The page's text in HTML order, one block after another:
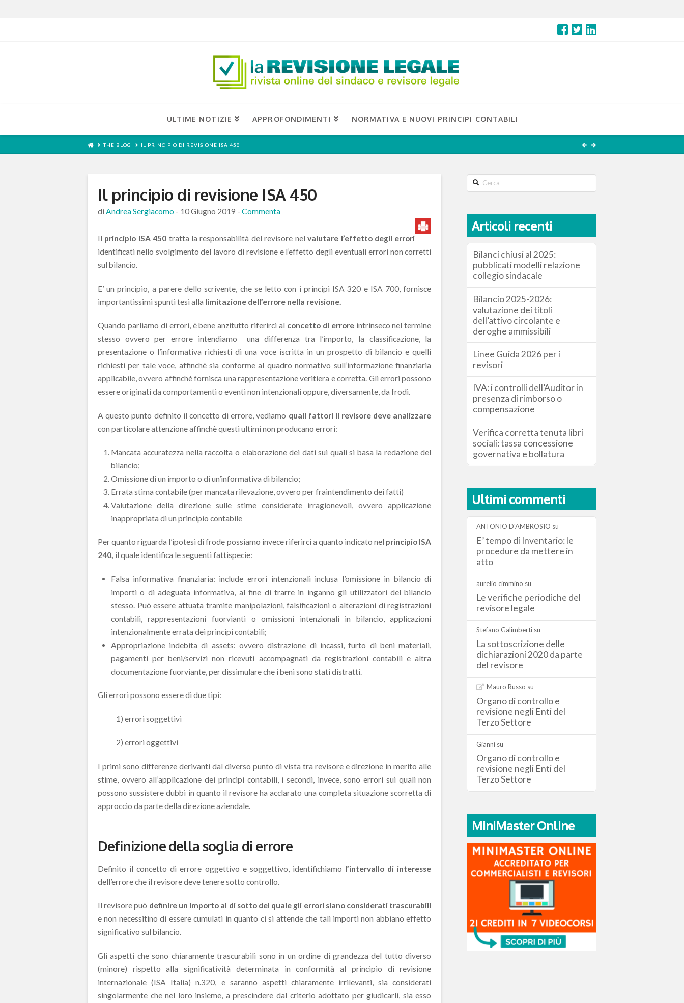
ULTIME NOTIZIE APPROFONDIMENTI NORMATIVA E NUOVI PRINCIPI CONTABILI
THE BLOG IL PRINCIPIO DI REVISIONE ISA 450
Il principio di revisione ISA 450
di Andrea Sergiacomo - 10 Giugno 2019 - Commenta
Il principio ISA 450 tratta la responsabilità del revisore nelvalutare l’effetto degli errori
identificati nello svolgimento del lavoro di revisione e l’effetto degli eventuali errori non corretti
sul bilancio.
E’ un principio, a parere dello scrivente, che se letto con i principi ISA 320 e ISA 700, fornisce
importantissimi spunti tesi alla limitazione dell’errore nella revisione.
Quando parliamo di errori, è bene anzitutto riferirci al concetto di errore intrinseco nel termine
stesso ovvero per errore intendiamo una differenza tra l’importo, la classificazione, la
presentazione o l’informativa richiesti di una voce iscritta in un prospetto di bilancio e quelli
richiesti per tale voce, affinchè sia conforme al quadro normativo sull’informazione finanziaria
applicabile, ovvero affinchè fornisca una rappresentazione veritiera e corretta. Gli errori possono
essere originati da comportamenti o eventi non intenzionali oppure, diversamente, da frodi.
A questo punto definito il concetto di errore, vediamo quali fattori il revisore deve analizzare
con particolare attenzione affinchè questi ultimi non producano errori:
Mancata accuratezza nella raccolta o elaborazione dei dati sui quali si basa la redazione del
bilancio;
Omissione di un importo o di un’informativa di bilancio;
Errata stima contabile (per mancata rilevazione, ovvero per fraintendimento dei fatti)
Valutazione della direzione sulle stime considerate irragionevoli, ovvero applicazione
inappropriata di un principio contabile
Per quanto riguarda l’ipotesi di frode possiamo invece riferirci a quanto indicato nel principio ISA
240, il quale identifica le seguenti fattispecie:
Falsa informativa finanziaria: include errori intenzionali inclusa l’omissione in bilancio di
importi o di adeguata informativa, al fine di trarre in inganno gli utilizzatori del bilancio
stesso. Può essere attuata tramite manipolazioni, falsificazioni o alterazioni di registrazioni
contabili, rappresentazioni fuorvianti o omissioni intenzionali in bilancio, applicazioni
intenzionalmente errata dei principi contabili;
Appropriazione indebita di assets: ovvero distrazione di incassi, furto di beni materiali,
pagamenti per beni/servizi non ricevuti accompagnati da registrazioni contabili e altra
documentazione fuorviante, per dissimulare che i beni sono stati distratti.
Gli errori possono essere di due tipi:
1) errori soggettivi
2) errori oggettivi
I primi sono differenze derivanti dal diverso punto di vista tra revisore e direzione in merito alle
stime, ovvero all’applicazione dei principi contabili, i secondi, invece, sono errori sui quali non
possono sussistere dubbi in quanto il revisore ha acclarato una completa situazione scorretta di
approccio da parte della direzione aziendale.
Definizione della soglia di errore
Definito il concetto di errore oggettivo e soggettivo, identifichiamo l’intervallo di interesse
dell’errore che il revisore deve tenere sotto controllo.
Il revisore può definire un importo al di sotto del quale gli errori siano considerati trascurabili
e non necessitino di essere cumulati in quanto ci si attende che tali importi non abbiano effetto
significativo sul bilancio.
Gli aspetti che sono chiaramente trascurabili sono in un ordine di grandezza del tutto diverso
(minore) rispetto alla significatività determinata in conformità al principio di revisione
internazionale (ISA Italia) n.320, e saranno aspetti chiaramente irrilevanti, sia considerati
singolarmente che nel loro insieme, a prescindere dal criterio adottato per giudicarli, sia esso
Search
Articoli recenti
Bilanci chiusi al 2025:
pubblicati modelli relazione
collegio sindacale
Bilancio 2025-2026:
valutazione dei titoli
dell’attivo circolante e
deroghe ammissibili
Linee Guida 2026 per i
revisori
IVA: i controlli dell’Auditor in
presenza di rimborso o
compensazione
Verifica corretta tenuta libri
sociali: tassa concessione
governativa e bollatura
Ultimi commenti
ANTONIO D'AMBROSIO su
E’ tempo di Inventario: le
procedure da mettere in
atto
aurelio cimmino su
Le verifiche periodiche del
revisore legale
Stefano Galimbertisu
La sottoscrizione delle
dichiarazioni 2020 da parte
del revisore
Mauro Russo su
Organo di controllo e
revisione negli Enti del
Terzo Settore
Giannisu
Organo di controllo e
revisione negli Enti del
Terzo Settore
MiniMaster Online